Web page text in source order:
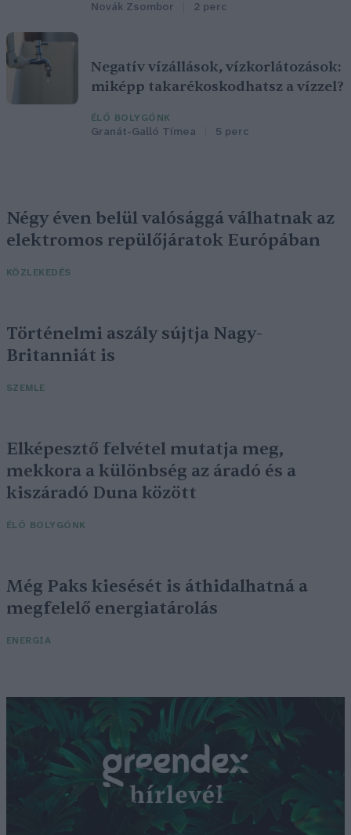
Novák Zsombor 2 perc
Negatív vízállások, vízkorlátozások:
miképp takarékoskodhatsz a vízzel?
ÉLŐ BOLYGÓNK
Granát-Galló Tímea 5 perc
Négy éven belül valósággá válhatnak az
elektromos repülőjáratok Európában
KÖZLEKEDÉS
Történelmi aszály sújtja Nagy-
Britanniát is
SZEMLE
Elképesztő felvétel mutatja meg,
mekkora a különbség az áradó és a
kiszáradó Duna között
ÉLŐ BOLYGÓNK
Még Paks kiesését is áthidalhatná a
megfelelő energiatárolás
ENERGIA